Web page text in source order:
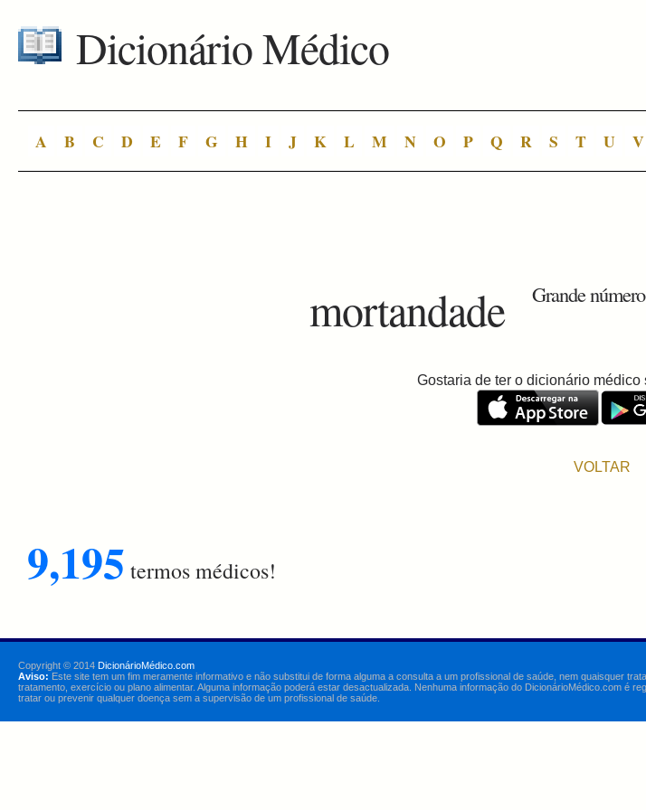
Dicionário Médico
A B C D E F G H I J K L M N O P Q R S T U V
mortandade Grande
Gostaria de ter o dicionário
VOLTAR
9,195 termos médicos!
Copyright © 2014 DicionárioMédico.com
Aviso: Este site tem um fim meramente informativo e não substitui de forma alguma a consulta a um profissional de saúde, nem quaisquer
tratamento, exercício ou plano alimentar. Alguma informação poderá estar desactualizada. Nenhuma informação do DicionárioMédico.com é
tratar ou prevenir qualquer doença sem a supervisão de um profissional de saúde.